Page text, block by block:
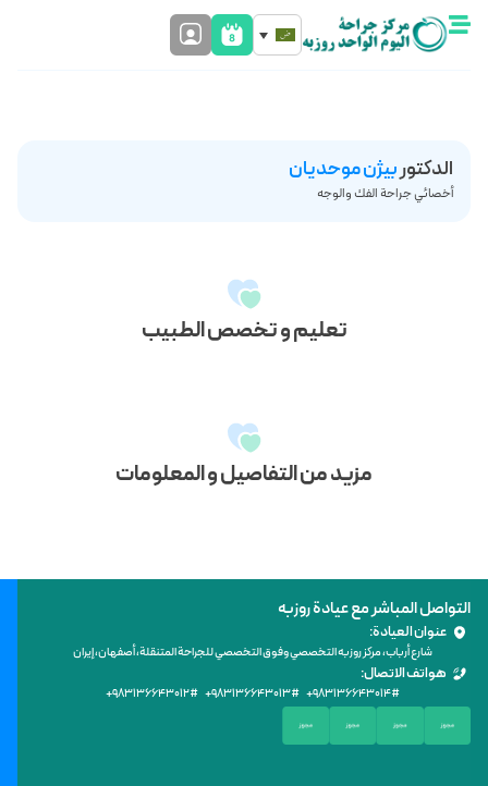
الدکتوربیژن موحدیان
أخصائي جراحة الفك والوجه
تعليم و تخصص الطبيب
مزيد من التفاصيل و المعلومات
التواصل المباشر مع عيادة روزبه
عنوان العيادة:
شارع أرباب، مركز روزبه التخصصي وفوق التخصصي للجراحة المتنقلة، أصفهان، إيران
هواتف الاتصال:
+۹۸۳۱۳۶۶۴۳۰۱۲# +۹۸۳۱۳۶۶۴۳۰۱۳# +۹۸۳۱۳۶۶۴۳۰۱۴#